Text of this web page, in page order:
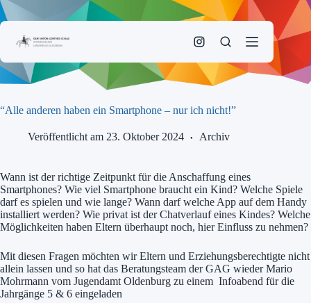
Zum
Inhalt
“Alle anderen haben ein Smartphone – nur ich nicht!”
Veröffentlicht am 23. Oktober 2024 Archiv
Wann ist der richtige Zeitpunkt für die Anschaffung eines
Smartphones? Wie viel Smartphone braucht ein Kind? Welche Spiele
darf es spielen und wie lange? Wann darf welche App auf dem Handy
installiert werden? Wie privat ist der Chatverlauf eines Kindes? Welche
Möglichkeiten haben Eltern überhaupt noch, hier Einfluss zu nehmen?
Mit diesen Fragen möchten wir Eltern und Erziehungsberechtigte nicht
allein lassen und so hat das Beratungsteam der GAG wieder Mario
Mohrmann vom Jugendamt Oldenburg zu einem Infoabend für die
Jahrgänge 5 & 6 eingeladen